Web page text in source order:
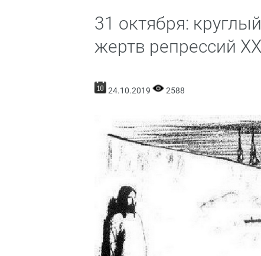
31 октября:
жертв репрессий
24.10.2019 2588